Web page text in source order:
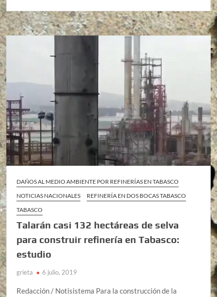
DAÑOS AL MEDIO AMBIENTE POR REFINERÍAS EN TABASCO
NOTICIAS NACIONALES
REFINERÍA EN DOS BOCAS TABASCO
TABASCO
Talarán casi 132 hectáreas de selva
para construir refinería en Tabasco:
estudio
grieta 6 julio, 2019
Redacción / Notisistema Para la construcción de la